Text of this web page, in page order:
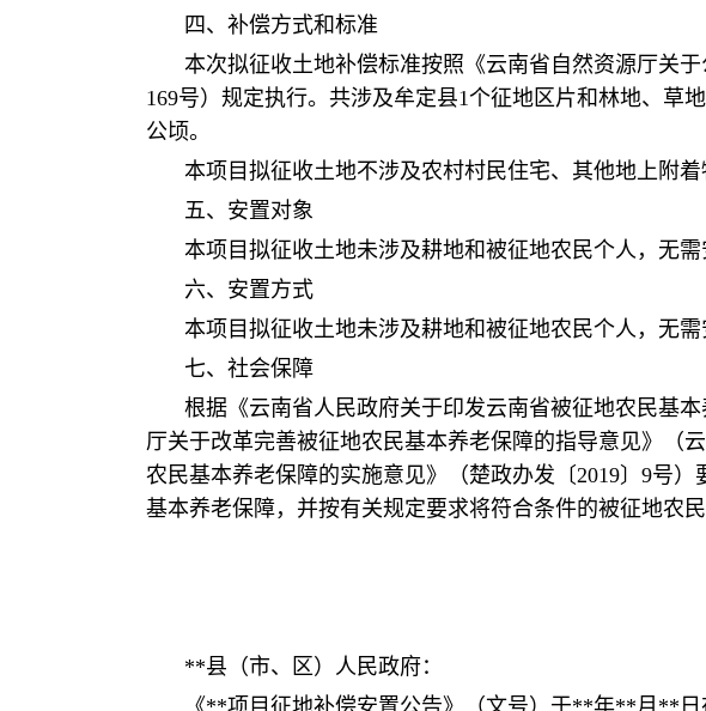
四、补偿方式和标准
本次拟征收土地补偿标准按照《云南省自然资源厅关
169号）规定执行。共涉及牟定县1个征地区片和林地、草
公顷。
本项目拟征收土地不涉及农村村民住宅、其他地上附着
五、安置对象
本项目拟征收土地未涉及耕地和被征地农民个人，无需
六、安置方式
本项目拟征收土地未涉及耕地和被征地农民个人，无需
七、社会保障
根据《云南省人民政府关于印发云南省被征地农民基
厅关于改革完善被征地农民基本养老保障的指导意见》（
农民基本养老保障的实施意见》（楚政办发〔2019〕9号
基本养老保障，并按有关规定要求将符合条件的被征地农
**县（市、区）人民政府：
《**项目征地补偿安置公告》（文号）于**年**月**